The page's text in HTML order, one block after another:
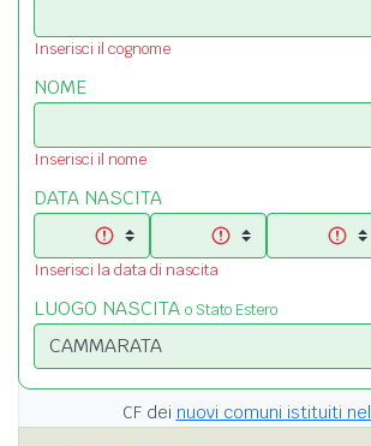
Inserisci il cognome
NOME
Inserisci il nome
DATA NASCITA
Inserisci la data di nascita
LUOGO NASCITA o Stato Estero
CF dei nuovi comuni istituiti nel